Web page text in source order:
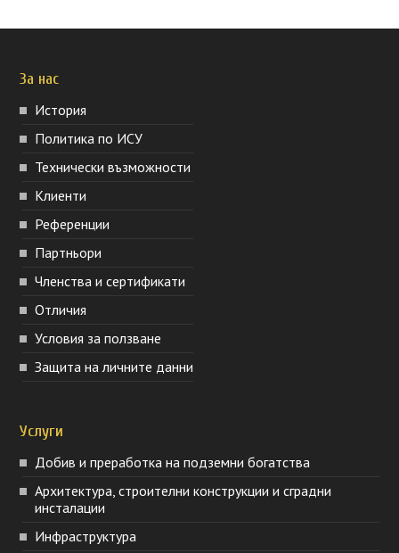
За нас
История
Политика по ИСУ
Технически възможности
Клиенти
Референции
Партньори
Членства и сертификати
Отличия
Условия за ползване
Защита на личните данни
Услуги
Добив и преработка на подземни богатства
Архитектура, строителни конструкции и сградни
инсталации
Инфраструктура